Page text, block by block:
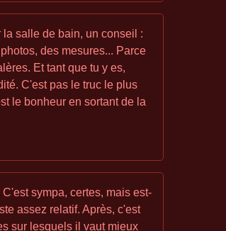
salle de bain, un conseil :
des mesures... Parce
Et tant que tu y es,
C'est pas le truc le plus
le bonheur en sortant de la
sympa, certes, mais est-
assez relatif. Après, c'est
sur lesquels il vaut mieux